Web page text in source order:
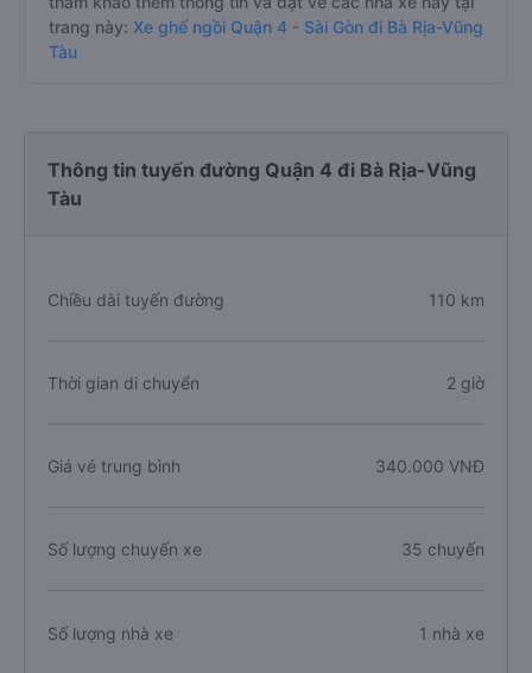
trang này: Xe ghế ngồi Quận 4 - Sài Gòn đi Bà Rịa-Vũng
Tàu
Thông tin tuyến đường Quận 4 đi Bà Rịa-Vũng
Tàu
Chiều dài tuyến đường 110 km
Thời gian di chuyển 2 giờ
Giá vé trung bình 340.000 VNĐ
Số lượng chuyến xe 35 chuyến
Số lượng nhà xe 1 nhà xe